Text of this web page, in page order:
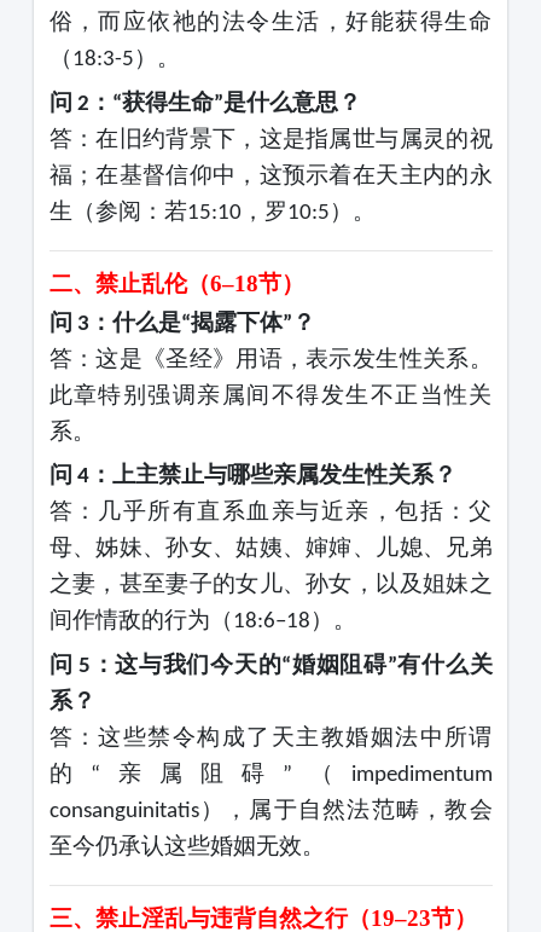
俗，而应依祂的法令生活，好能获得生命
（ 18:3-5 ）。
问 2 ： “获得生命”是什么意思？
答：在旧约背景下，这是指属世与属灵的祝
福；在基督信仰中，这预示着在天主内的永
生（参阅：若15:10，罗10:5 ）。
二、禁止乱伦（6–18节）
问 3 ：什么是“揭露下体” ？
答：这是《圣经》用语，表示发生性关系。
此章特别强调亲属间不得发生不正当性关
系。
问 4：上主禁止与哪些亲属发生性关系？
答：几乎所有直系血亲与近亲，包括：父
母、姊妹、孙女、姑姨、婶婶、儿媳、兄弟
之妻，甚至妻子的女儿、孙女，以及姐妹之
间作情敌的行为（ 18:6–18 ）。
问 5 ：这与我们今天的“婚姻阻碍”有什么关
系？
答：这些禁令构成了天主教婚姻法中所谓
的
“ 亲属阻碍 ” （
impedimentum
consanguinitatis），属于自然法范畴，教会
至今仍承认这些婚姻无效。
三、禁止淫乱与违背自然之行（19–23节）